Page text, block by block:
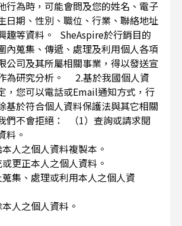
行為時，可能會問及您的姓名、電子
日期、性別、職位、行業、聯絡地址
趣等資料。 SheAspire於行銷目的
內蒐集、傳遞、處理及利用個人各項
公司及其所屬相關事業，得以發送宣
為研究分析。 2.基於我國個人資
，您可以電話或Email通知方式，行
基於符合個人資料保護法與其它相關
們不會拒絕： （1）查詢或請求閱
料。
本人之個人資料複製本。
或更正本人之個人資料。
蒐集、處理或利用本人之個人資
本人之個人資料。